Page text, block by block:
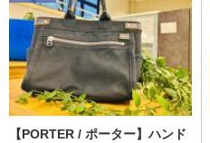
【PORTER / ポーター】ハンド